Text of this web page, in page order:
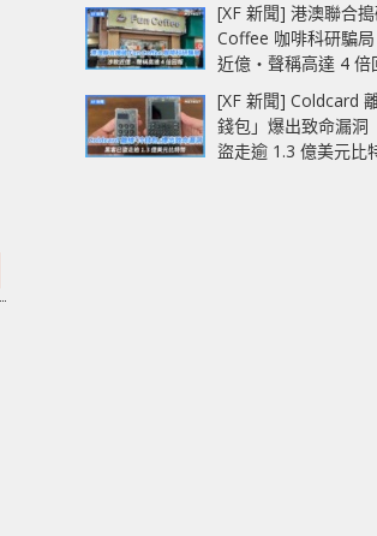
[XF 新聞] 港澳聯合
Coffee 咖啡科研騙
近億‧聲稱高達 4 倍
[XF 新聞] Coldcard
錢包」爆出致命漏
盜走逾 1.3 億美元比